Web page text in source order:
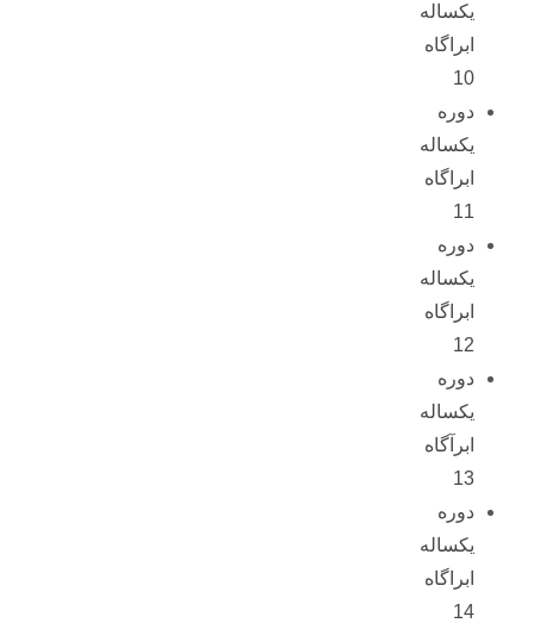
یکساله
ابراگاه
10
دوره
یکساله
ابراگاه
11
دوره
یکساله
ابراگاه
12
دوره
یکساله
ابرآگاه
13
دوره
یکساله
ابراگاه
14